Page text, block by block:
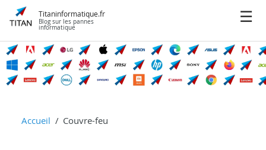
Titaninformatique.fr
Blog sur les pannes
informatique
Accueil Couvre-feu